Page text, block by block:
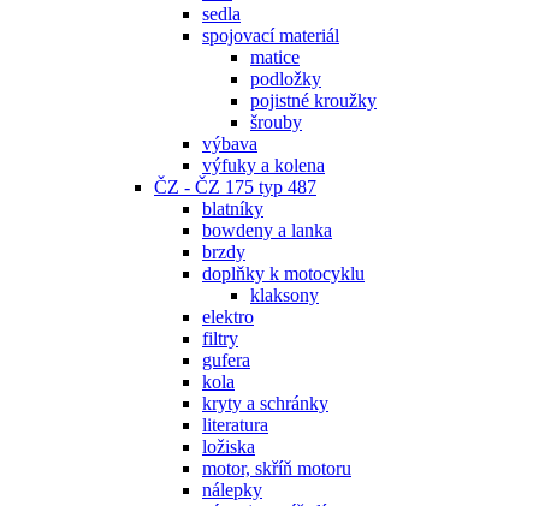
sedla
spojovací materiál
matice
podložky
pojistné kroužky
šrouby
výbava
výfuky a kolena
ČZ - ČZ 175 typ 487
blatníky
bowdeny a lanka
brzdy
doplňky k motocyklu
klaksony
elektro
filtry
gufera
kola
kryty a schránky
literatura
ložiska
motor, skříň motoru
nálepky